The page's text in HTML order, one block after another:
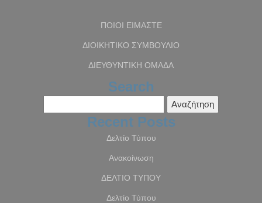
ΠΟΙΟΙ ΕΙΜΑΣΤΕ
ΔΙΟΙΚΗΤΙΚΟ ΣΥΜΒΟΥΛΙΟ
ΔΙΕΥΘΥΝΤΙΚΗ ΟΜΑΔΑ
Search
για:
Recent Posts
Δελτίο Τύπου
Ανακοίνωση
ΔΕΛΤΙΟ ΤΥΠΟΥ
Δελτίο Τύπου